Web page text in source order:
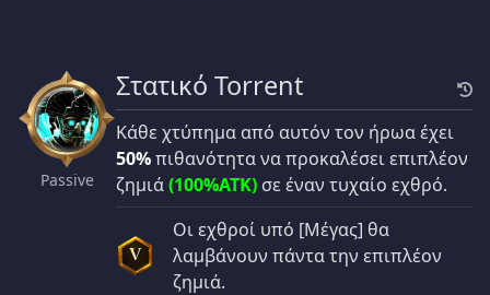
Passive
Στατικό Torrent
Κάθε χτύπημα από αυτόν τον ήρωα έχει
50%πιθανότητα να προκαλέσει επιπλέον
ζημιά(100%ATK) σε έναν τυχαίο εχθρό.
V
Οι εχθροί υπό [Μέγας] θα
λαμβάνουν πάντα την επιπλέον
ζημιά.